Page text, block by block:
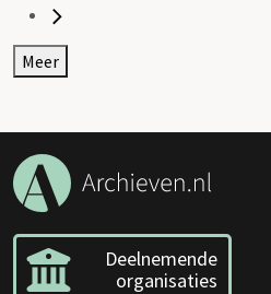
Meer
Deelnemende
organisaties